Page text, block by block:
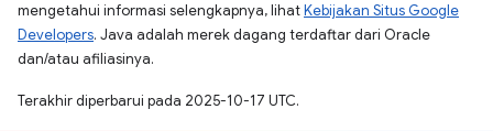
mengetahui informasi selengkapnya, lihatKebijakan Situs Google
Developers. Java adalah merek dagang terdaftar dari Oracle
dan/atau afiliasinya.
Terakhir diperbarui pada 2025-10-17 UTC.